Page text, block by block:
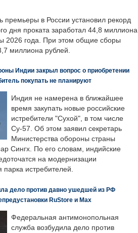
премьеры в России установил рекорд
дня проката заработал 44,8 миллиона
2026 года. При этом общие сборы
миллиона рублей.
Индии закрыл вопрос о приобретении
покупать не планируют
Индия не намерена в ближайшее
время закупать новые российские
истребители "Сухой", в том числе
Су-57. Об этом заявил секретарь
Министерства обороны страны
Сингх. По его словам, индийские
на модернизации
истребителей.
дело против давно ушедшей из РФ
RuStore и Max
Федеральная антимонопольная
служба возбудила дело против